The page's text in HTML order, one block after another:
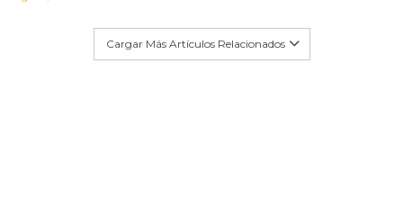
Cargar Más Artículos Relacionados